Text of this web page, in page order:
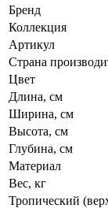
Бренд
Коллекция
Артикул
Страна
Цвет
Длина, см
Ширина, см
Высота, см
Глубина, см
Материал
Вес, кг
Тропический